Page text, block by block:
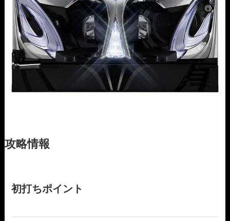
攻略情報
初打ちポイント